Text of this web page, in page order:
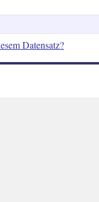
Datensatz?